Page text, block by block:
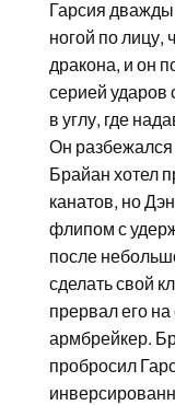
Гарсия
ногой по лицу,
дракона, и он
серией ударов
в углу, где
Он разбежался
Брайан хотел
канатов, но
флипом с
после
сделать свой
прервал его
армбрейкер.
пробросил